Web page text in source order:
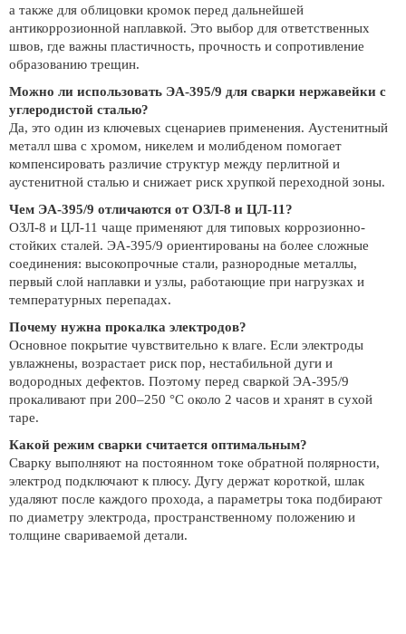
а также для облицовки кромок перед дальнейшей
антикоррозионной наплавкой. Это выбор для ответственных
швов, где важны пластичность, прочность и сопротивление
образованию трещин.
Можно ли использовать ЭА-395/9 для сварки нержавейки с
углеродистой сталью?
Да, это один из ключевых сценариев применения. Аустенитный
металл шва с хромом, никелем и молибденом помогает
компенсировать различие структур между перлитной и
аустенитной сталью и снижает риск хрупкой переходной зоны.
Чем ЭА-395/9 отличаются от ОЗЛ-8 и ЦЛ-11?
ОЗЛ-8 и ЦЛ-11 чаще применяют для типовых коррозионно-
стойких сталей. ЭА-395/9 ориентированы на более сложные
соединения: высокопрочные стали, разнородные металлы,
первый слой наплавки и узлы, работающие при нагрузках и
температурных перепадах.
Почему нужна прокалка электродов?
Основное покрытие чувствительно к влаге. Если электроды
увлажнены, возрастает риск пор, нестабильной дуги и
водородных дефектов. Поэтому перед сваркой ЭА-395/9
прокаливают при 200–250 °C около 2 часов и хранят в сухой
таре.
Какой режим сварки считается оптимальным?
Сварку выполняют на постоянном токе обратной полярности,
электрод подключают к плюсу. Дугу держат короткой, шлак
удаляют после каждого прохода, а параметры тока подбирают
по диаметру электрода, пространственному положению и
толщине свариваемой детали.